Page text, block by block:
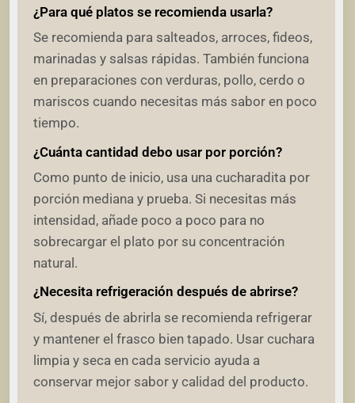
¿Para qué platos se recomienda usarla?
Se recomienda para salteados, arroces, fideos,
marinadas y salsas rápidas. También funciona
en preparaciones con verduras, pollo, cerdo o
mariscos cuando necesitas más sabor en poco
tiempo.
¿Cuánta cantidad debo usar por porción?
Como punto de inicio, usa una cucharadita por
porción mediana y prueba. Si necesitas más
intensidad, añade poco a poco para no
sobrecargar el plato por su concentración
natural.
¿Necesita refrigeración después de abrirse?
Sí, después de abrirla se recomienda refrigerar
y mantener el frasco bien tapado. Usar cuchara
limpia y seca en cada servicio ayuda a
conservar mejor sabor y calidad del producto.